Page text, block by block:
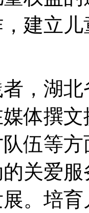
建立
，湖
体撰
伍等
关爱
。培